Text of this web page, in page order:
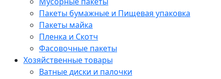
Пакеты бумажные и Пищевая упаковка
Пакеты майка
Пленка и Скотч
Фасовочные пакеты
Хозяйственные товары
Ватные диски и палочки